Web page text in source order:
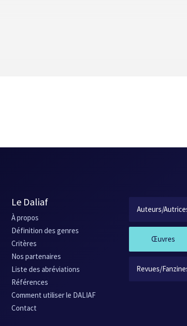
Le Daliaf
À propos
Définition des genres
Critères
Nos partenaires
Liste des abréviations
Références
Comment utiliser le DALIAF
Contact
Auteurs/
Œuvres
Revues/